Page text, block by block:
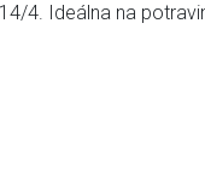
4. Ideálna na